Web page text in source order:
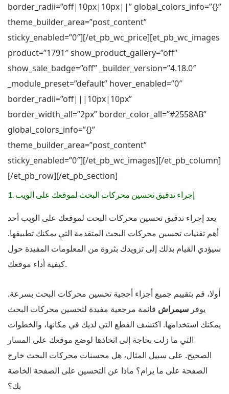
border_radii=”off|10px|10px||” global_colors_info=”{}”
theme_builder_area=”post_content”
sticky_enabled=”0″][/et_pb_wc_price][et_pb_wc_images
product=”1791″ show_product_gallery=”off”
show_sale_badge=”off” _builder_version=”4.18.0″
_module_preset=”default” hover_enabled=”0″
border_radii=”off|||10px|10px”
border_width_all=”2px” border_color_all=”#2558AB”
global_colors_info=”{}”
theme_builder_area=”post_content”
sticky_enabled=”0″][/et_pb_wc_images][/et_pb_column]
[/et_pb_row][/et_pb_section]
1. إجراء تدقيق تحسين محركات البحث لموقعك على الويب
يعد إجراء تدقيق تحسين محركات البحث لموقعك على الويب أحد
أهم تقنيات تحسين محركات البحث المتقدمة التي يمكنك تطبيقها.
سيؤدي القيام بذلك إلى تزويدك بثروة من المعلومات المفيدة حول
كيفية أداء موقعك.
أولا، قم بتقييم جميع أجزاء أحجية تحسين محركات البحث بسرعة.
يوفر سيمراش قائمة مرجعية مفيدة لتحسين محركات البحث
يمكنك استخدامها. اكتشف القطع التي لديك في مكانها، والخطوات
التي ما زلت بحاجة إلى اتخاذها لوضع موقعك على المسار
الصحيح. على سبيل المثال، هل محسنات محركات البحث خارج
الصفحة على ما يرام؟ ماذا عن التحسين على الصفحة الخاصة
بك؟